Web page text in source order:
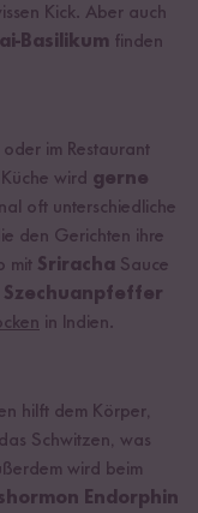
Kick. Aber auch
Basilikum finden
im Restaurant
wird gerne
oft unterschiedliche
den Gerichten ihre
mit Sriracha Sauce
Szechuanpfeffer
in Indien.
hilft dem Körper,
Schwitzen, was
wird beim
Endorphin